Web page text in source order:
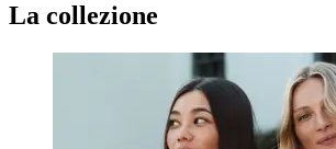
La collezione